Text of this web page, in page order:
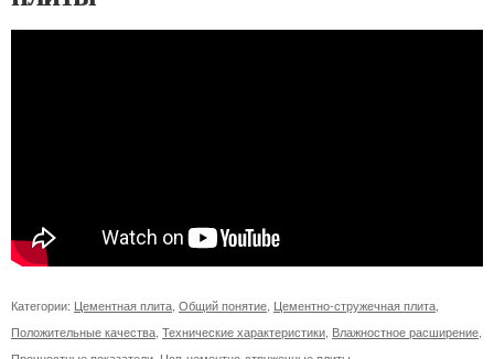
Категории: Цементная плита Общий понятие Цементно-стружечная плита
Положительные качества Технические характеристики Влажностное расширение